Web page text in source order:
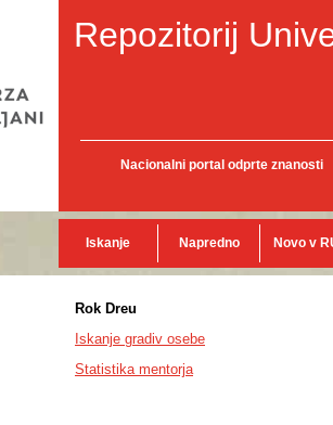
Repozitorij
Nacionalni portal odprte znanosti
Iskanje Napredno Novo v
Rok Dreu
Iskanje gradiv osebe
Statistika mentorja